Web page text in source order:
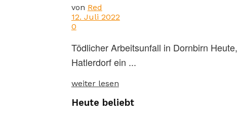
von Red
12. Juli 2022
0
Tödlicher Arbeitsunfall in Dornbirn
Hatlerdorf ein ...
weiter lesen
Heute beliebt